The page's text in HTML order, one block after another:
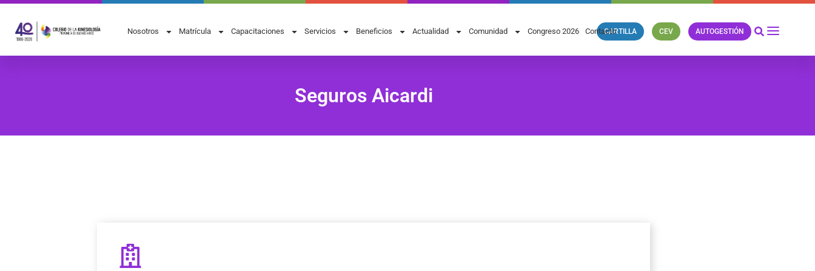
Nosotros Matrícula Capacitaciones Servicios Beneficios Actualidad Comunidad Congreso 2026 ContactoCARTILLA CEV AUTOGESTIÓN
Seguros Aicardi